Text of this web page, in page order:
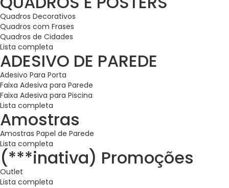
Quadros Decorativos
Quadros com Frases
Quadros de Cidades
Lista completa
ADESIVO DE PAREDE
Adesivo Para Porta
Faixa Adesiva para Parede
Faixa Adesiva para Piscina
Lista completa
Amostras
Amostras Papel de Parede
Lista completa
(***inativa) Promoções
Outlet
Lista completa